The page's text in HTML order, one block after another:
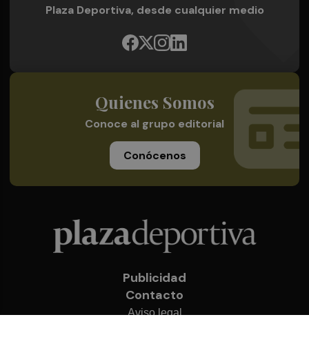
Plaza Deportiva, desde cualquier medio
Quienes Somos
Conoce al grupo editorial
Conócenos
Publicidad
Contacto
Aviso legal